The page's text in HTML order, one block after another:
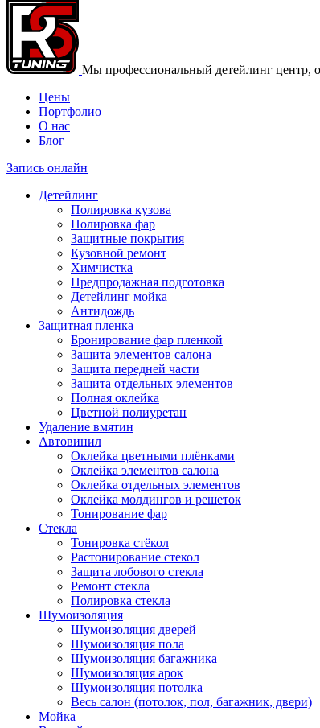
Мы профессиональный детейлинг центр,
Цены
Портфолио
О нас
Блог
Запись онлайн
Детейлинг
Полировка кузова
Полировка фар
Защитные покрытия
Кузовной ремонт
Химчистка
Предпродажная подготовка
Детейлинг мойка
Антидождь
Защитная пленка
Бронирование фар пленкой
Защита элементов салона
Защита передней части
Защита отдельных элементов
Полная оклейка
Цветной полиуретан
Удаление вмятин
Автовинил
Оклейка цветными плёнками
Оклейка элементов салона
Оклейка отдельных элементов
Оклейка молдингов и решеток
Тонирование фар
Стекла
Тонировка стёкол
Растонирование стекол
Защита лобового стекла
Ремонт стекла
Полировка стекла
Шумоизоляция
Шумоизоляция дверей
Шумоизоляция пола
Шумоизоляция багажника
Шумоизоляция арок
Шумоизоляция потолка
Весь салон (потолок, пол, багажник, двери)
Мойка